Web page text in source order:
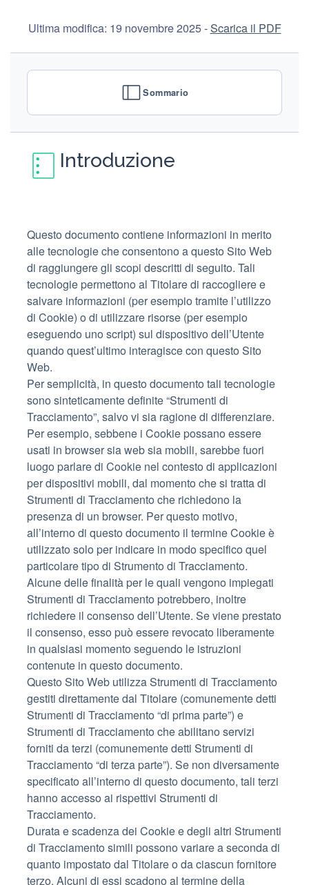
Ultima modifica: 19 novembre 2025 - Scarica il PDF
Sommario
Introduzione
Questo documento contiene informazioni in merito
alle tecnologie che consentono a questo Sito Web
di raggiungere gli scopi descritti di seguito. Tali
tecnologie permettono al Titolare di raccogliere e
salvare informazioni (per esempio tramite l’utilizzo
di Cookie) o di utilizzare risorse (per esempio
eseguendo uno script) sul dispositivo dell’Utente
quando quest’ultimo interagisce con questo Sito
Web.
Per semplicità, in questo documento tali tecnologie
sono sinteticamente definite “Strumenti di
Tracciamento”, salvo vi sia ragione di differenziare.
Per esempio, sebbene i Cookie possano essere
usati in browser sia web sia mobili, sarebbe fuori
luogo parlare di Cookie nel contesto di applicazioni
per dispositivi mobili, dal momento che si tratta di
Strumenti di Tracciamento che richiedono la
presenza di un browser. Per questo motivo,
all’interno di questo documento il termine Cookie è
utilizzato solo per indicare in modo specifico quel
particolare tipo di Strumento di Tracciamento.
Alcune delle finalità per le quali vengono impiegati
Strumenti di Tracciamento potrebbero, inoltre
richiedere il consenso dell’Utente. Se viene prestato
il consenso, esso può essere revocato liberamente
in qualsiasi momento seguendo le istruzioni
contenute in questo documento.
Questo Sito Web utilizza Strumenti di Tracciamento
gestiti direttamente dal Titolare (comunemente detti
Strumenti di Tracciamento “di prima parte”) e
Strumenti di Tracciamento che abilitano servizi
forniti da terzi (comunemente detti Strumenti di
Tracciamento “di terza parte”). Se non diversamente
specificato all’interno di questo documento, tali terzi
hanno accesso ai rispettivi Strumenti di
Tracciamento.
Durata e scadenza dei Cookie e degli altri Strumenti
di Tracciamento simili possono variare a seconda di
quanto impostato dal Titolare o da ciascun fornitore
terzo. Alcuni di essi scadono al termine della